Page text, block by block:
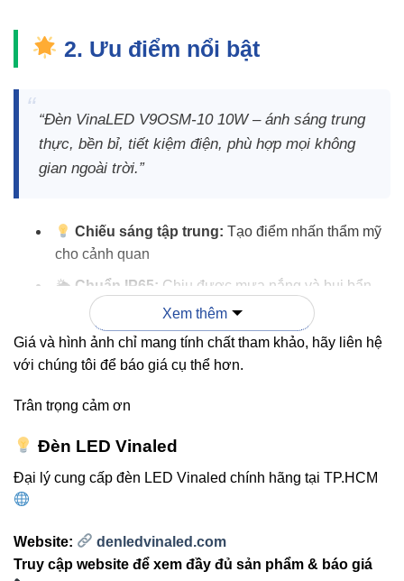
2. Ưu điểm nổi bật
“Đèn VinaLED V9OSM-10 10W – ánh sáng trung
thực, bền bỉ, tiết kiệm điện, phù hợp mọi không
gian ngoài trời.”
Chiếu sáng tập trung: Tạo điểm nhấn thẩm mỹ
cho cảnh quan
🌦 Chuẩn IP65: Chịu được mưa nắng và bụi bẩn
Thiết kế nhỏ gọn: Dễ dàng lắp đặt và điều chỉnh
hướng chiếu
Vỏ hợp kim nhôm:Bền bỉ, chống oxy hóa, chịu
truyền thống
Dễ lắp đặt:Ghim/cắm nhanh, linh hoạt cho nhiều
3. So sánh V9OSM-10 với các
Xem thêm
Giá và hình ảnh chỉ mang tính chất tham khảo, hãy liên hệ
với chúng tôi để báo giá cụ thể hơn.
Trân trọng cảm ơn
Đèn LED Vinaled
Đại lý cung cấp đèn LED Vinaled chính hãng tại TP.HCM
Website:
denledvinaled.com
Truy cập website để xem đầy đủ sản phẩm & báo giá